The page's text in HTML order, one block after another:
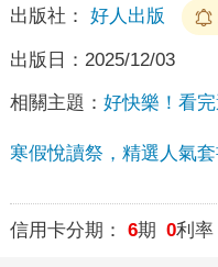
出版社： 好人出版
出版日： 2025/12/03
相關主題： 好快樂！看
寒假悅讀祭，精選人氣
信用卡分期： 6期 0利